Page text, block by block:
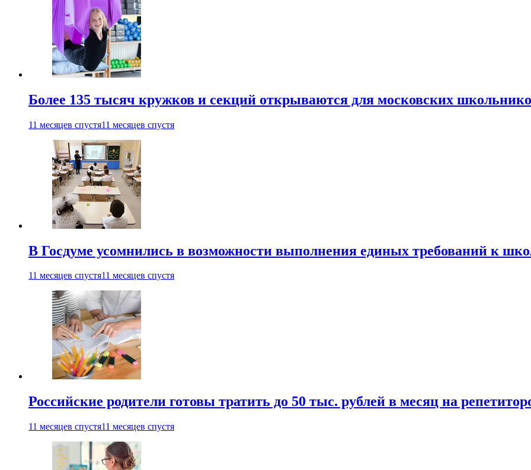
Более 135 тысяч кружков и секций открываются для московских
11 месяцев спустя11 месяцев спустя
В Госдуме усомнились в возможности выполнения единых требований к
11 месяцев спустя11 месяцев спустя
Российские родители готовы тратить до 50 тыс. рублей в месяц на
11 месяцев спустя11 месяцев спустя